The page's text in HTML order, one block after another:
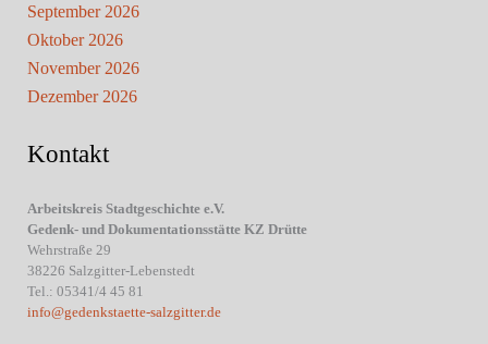
September 2026
Oktober 2026
November 2026
Dezember 2026
Kontakt
Arbeitskreis Stadtgeschichte e.V.
Gedenk- und Dokumentationsstätte KZ Drütte
Wehrstraße 29
38226 Salzgitter-Lebenstedt
Tel.: 05341/4 45 81
info@gedenkstaette-salzgitter.de